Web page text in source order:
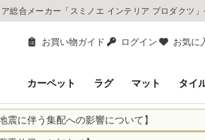
総合メーカー「スミノエ インテリア プロダクツ
お買い物ガイド ログイン お気に
カーペット ラグ マット タイ
震に伴う集配への影響について】